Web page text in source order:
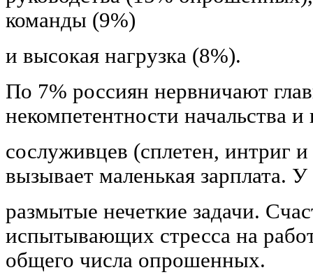
команды (9%)
и высокая нагрузка (8%).
По 7% россиян нервничают
некомпетентности начальства и
сослуживцев (сплетен, интриг
вызывает маленькая зарплата.
размытые нечеткие задачи.
испытывающих стресса на
общего числа опрошенных.